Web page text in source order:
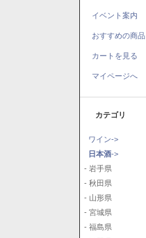
イベント案内
おすすめの商品
カートを見る
マイページへ
カテゴリ
ワイン->
日本酒->
- 岩手県
- 秋田県
- 山形県
- 宮城県
- 福島県